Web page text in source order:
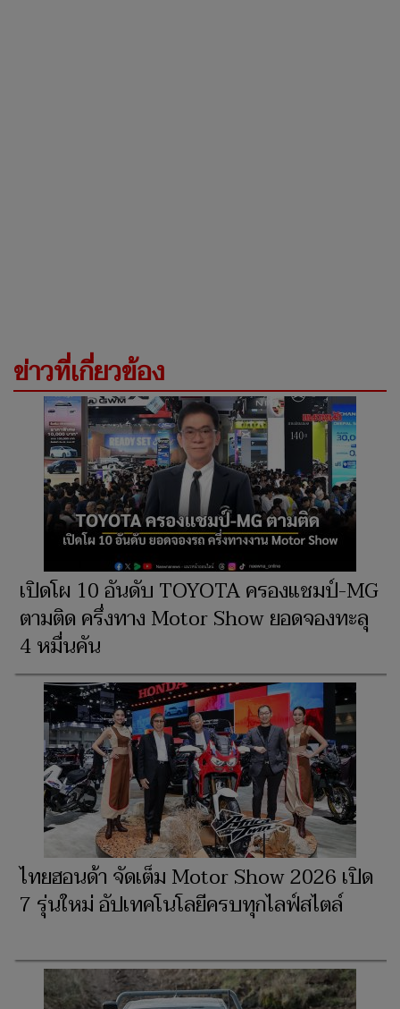
ข่าวที่เกี่ยวข้อง
เปิดโผ 10 อันดับ TOYOTA ครองแชมป์-MG
ตามติด ครึ่งทาง Motor Show ยอดจองทะลุ
4 หมื่นคัน
ไทยฮอนด้า จัดเต็ม Motor Show 2026 เปิด
7 รุ่นใหม่ อัปเทคโนโลยีครบทุกไลฟ์สไตล์